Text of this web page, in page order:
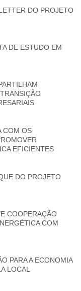
DO PROJETO
DE ESTUDO EM
COM OS
EFICIENTES
DO PROJETO
COOPERAÇÃO
COM
PARA A ECONOMIA
LOCAL